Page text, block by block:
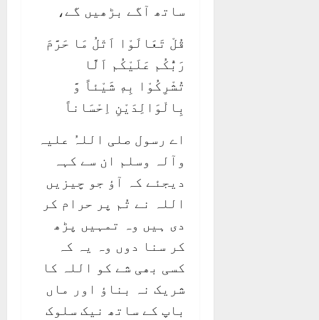
ساتھ آگے بڑھیں گے،
قُلْ تَعَالَوْا اَتْلُ مَا حَرَّمَ
رَبُّكُم عَلَيْكُم اَلَّا
تُشْرِكُوْا بِهٖ شَيْئاً وَّ
بِالْوَالِدَيْنِ اِحْسَاناً
اے رسول صلی اللہُ علیہ
وآلہ وسلم ان سے کہہ
دیجئے کہ آؤ جو چیزیں
اللہ نے تُم پر حرام کر
دی ہیں وہ تمہیں پڑھ
کر سنا دوں وہ یہ کہ
کسی بھی شے کو اللہ کا
شریک نہ بناؤ اور ماں
باپ کے ساتھ نیک سلوک